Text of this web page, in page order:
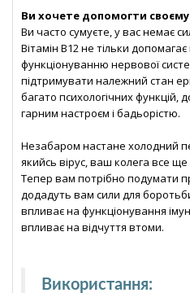
Ви хочете допомогти
Ви часто сумуєте, у вас немає
Вітамін В12 не тільки
функціонуванню нервової
підтримувати належний стан
багато психологічних
гарним настроєм і бадьорістю.
Незабаром настане холодний
якийсь вірус, ваш колега все
Тепер вам потрібно подумати
додадуть вам сили для
впливає на функціонування
впливає на відчуття втоми.
Використання: